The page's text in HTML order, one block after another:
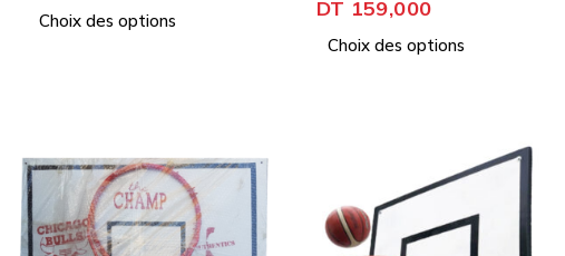
Choix des options
DT 159,000
Choix des options